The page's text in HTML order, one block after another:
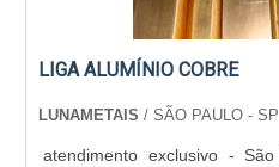
LIGA ALUMÍNIO COBRE
LUNAMETAIS / SÃO PAULO - SP
atendimento exclusivo -